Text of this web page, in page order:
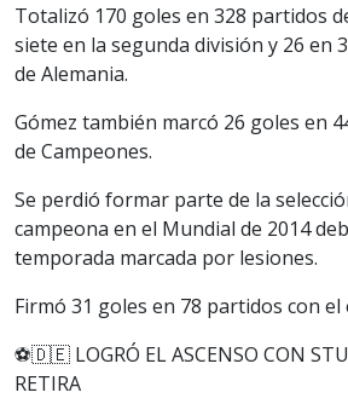
Totalizó 170 goles en 328 partidos
siete en la segunda división y 26 en
de Alemania.
Gómez también marcó 26 goles en
de Campeones.
Se perdió formar parte de la
campeona en el Mundial de 2014
temporada marcada por lesiones.
Firmó 31 goles en 78 partidos con
⚽🇩🇪 LOGRÓ EL ASCENSO CON
RETIRA